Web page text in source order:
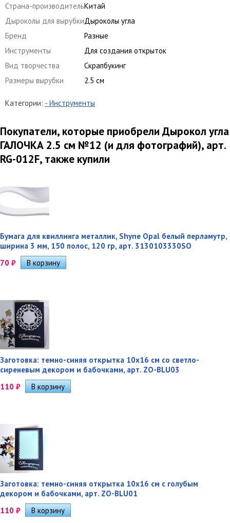
Страна-производительКитай
Дыроколы для вырубкиДыроколы угла
Бренд
Разные
Инструменты
Для создания открыток
Вид творчества
Скрапбукинг
Размеры вырубки
2.5 см
Категории: - Инструменты
Покупатели, которые приобрели Дырокол угла
ГАЛОЧКА 2.5 см №12 (и для фотографий), арт.
RG-012F, также купили
Бумага для квиллинга металлик, Shyne Opal белый перламутр,
ширина 3 мм, 150 полос, 120 гр, арт. 3130103330SO
70 ₽
Заготовка: темно-синяя открытка 10х16 см со светло-
сиреневым декором и бабочками, арт. ZO-BLU03
110 ₽
Заготовка: темно-синяя открытка 10х16 см с голубым
декором и бабочками, арт. ZO-BLU01
110 ₽